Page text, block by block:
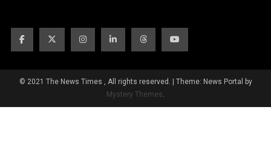
© 2021 The News Times , All rights reserved.
Theme: News Portal by
Mystery Themes.